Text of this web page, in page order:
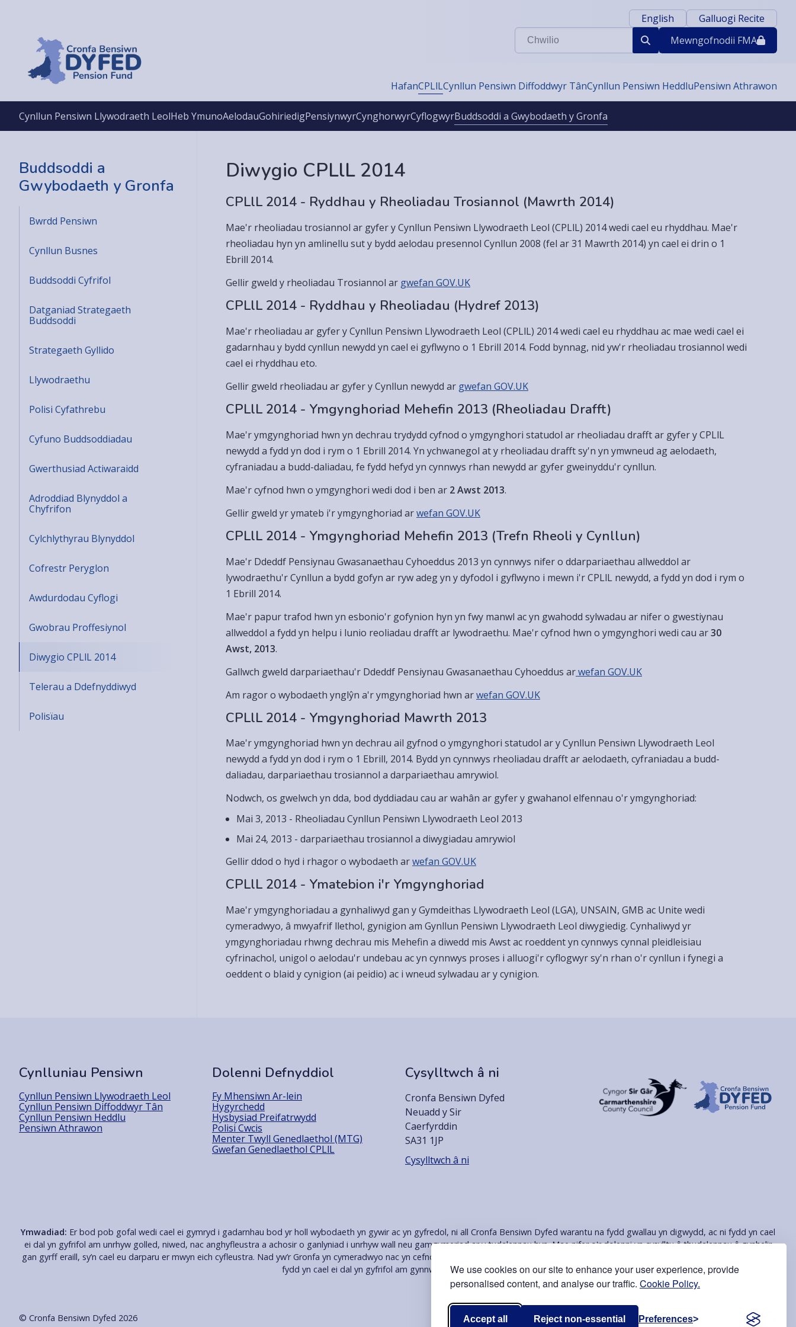
We use cookies on our site to enhance your user experience, provide
personalised content, and analyse our traffic. Cookie Policy.
Accept all Reject non-essential Preferences
English
Galluogi Recite
Chwilio
Mewngofnodii FMA
HafanCPLlLCynllun Pensiwn Diffoddwyr TânCynllun Pensiwn HeddluPensiwn Athrawon
Cynllun Pensiwn Llywodraeth LeolHeb YmunoAelodauGohiriedigPensiynwyrCynghorwyrCyflogwyrBuddsoddi a Gwybodaeth y Gronfa
Buddsoddi a
Gwybodaeth y Gronfa
Bwrdd Pensiwn
Cynllun Busnes
Buddsoddi Cyfrifol
Datganiad Strategaeth
Buddsoddi
Strategaeth Gyllido
Llywodraethu
Polisi Cyfathrebu
Cyfuno Buddsoddiadau
Gwerthusiad Actiwaraidd
Adroddiad Blynyddol a
Chyfrifon
Cylchlythyrau Blynyddol
Cofrestr Peryglon
Awdurdodau Cyflogi
Gwobrau Proffesiynol
Diwygio CPLlL 2014
Telerau a Ddefnyddiwyd
Polisïau
Diwygio CPLlL 2014
CPLlL 2014 - Ryddhau y Rheoliadau Trosiannol (Mawrth 2014)
Mae'r rheoliadau trosiannol ar gyfer y Cynllun Pensiwn Llywodraeth Leol (CPLlL) 2014 wedi cael eu rhyddhau. Mae'r
rheoliadau hyn yn amlinellu sut y bydd aelodau presennol Cynllun 2008 (fel ar 31 Mawrth 2014) yn cael ei drin o 1
Ebrill 2014.
Gellir gweld y rheoliadau Trosiannol ar gwefan GOV.UK
CPLlL 2014 - Ryddhau y Rheoliadau (Hydref 2013)
Mae'r rheoliadau ar gyfer y Cynllun Pensiwn Llywodraeth Leol (CPLlL) 2014 wedi cael eu rhyddhau ac mae wedi cael ei
gadarnhau y bydd cynllun newydd yn cael ei gyflwyno o 1 Ebrill 2014. Fodd bynnag, nid yw'r rheoliadau trosiannol wedi
cael ei rhyddhau eto.
Gellir gweld rheoliadau ar gyfer y Cynllun newydd ar gwefan GOV.UK
CPLlL 2014 - Ymgynghoriad Mehefin 2013 (Rheoliadau Drafft)
Mae'r ymgynghoriad hwn yn dechrau trydydd cyfnod o ymgynghori statudol ar rheoliadau drafft ar gyfer y CPLlL
newydd a fydd yn dod i rym o 1 Ebrill 2014. Yn ychwanegol at y rheoliadau drafft sy'n yn ymwneud ag aelodaeth,
cyfraniadau a budd-daliadau, fe fydd hefyd yn cynnwys rhan newydd ar gyfer gweinyddu'r cynllun.
Mae'r cyfnod hwn o ymgynghori wedi dod i ben ar 2 Awst 2013.
Gellir gweld yr ymateb i'r ymgynghoriad arwefan GOV.UK
CPLlL 2014 - Ymgynghoriad Mehefin 2013 (Trefn Rheoli y Cynllun)
Mae'r Ddeddf Pensiynau Gwasanaethau Cyhoeddus 2013 yn cynnwys nifer o ddarpariaethau allweddol ar
lywodraethu'r Cynllun a bydd gofyn ar ryw adeg yn y dyfodol i gyflwyno i mewn i'r CPLlL newydd, a fydd yn dod i rym o
1 Ebrill 2014.
Mae'r papur trafod hwn yn esbonio'r gofynion hyn yn fwy manwl ac yn gwahodd sylwadau ar nifer o gwestiynau
allweddol a fydd yn helpu i lunio reoliadau drafft ar lywodraethu. Mae'r cyfnod hwn o ymgynghori wedi cau ar30
Awst, 2013.
Gallwch gweld darpariaethau'r Ddeddf Pensiynau Gwasanaethau Cyhoeddus arwefan GOV.UK
Am ragor o wybodaeth ynglŷn a'r ymgynghoriad hwn arwefan GOV.UK
CPLlL 2014 - Ymgynghoriad Mawrth 2013
Mae'r ymgynghoriad hwn yn dechrau ail gyfnod o ymgynghori statudol ar y Cynllun Pensiwn Llywodraeth Leol
newydd a fydd yn dod i rym o 1 Ebrill, 2014. Bydd yn cynnwys rheoliadau drafft ar aelodaeth, cyfraniadau a budd-
daliadau, darpariaethau trosiannol a darpariaethau amrywiol.
Nodwch, os gwelwch yn dda, bod dyddiadau cau ar wahân ar gyfer y gwahanol elfennau o'r ymgynghoriad:
Mai 3, 2013 - Rheoliadau Cynllun Pensiwn Llywodraeth Leol 2013
Mai 24, 2013 - darpariaethau trosiannol a diwygiadau amrywiol
Gellir ddod o hyd i rhagor o wybodaeth arwefan GOV.UK
CPLlL 2014 - Ymatebion i'r Ymgynghoriad
Mae'r ymgynghoriadau a gynhaliwyd gan y Gymdeithas Llywodraeth Leol (LGA), UNSAIN, GMB ac Unite wedi
cymeradwyo, â mwyafrif llethol, gynigion am Gynllun Pensiwn Llywodraeth Leol diwygiedig. Cynhaliwyd yr
ymgynghoriadau rhwng dechrau mis Mehefin a diwedd mis Awst ac roeddent yn cynnwys cynnal pleidleisiau
cyfrinachol, unigol o aelodau'r undebau ac yn cynnwys proses i alluogi'r cyflogwyr sy'n rhan o'r cynllun i fynegi a
oeddent o blaid y cynigion (ai peidio) ac i wneud sylwadau ar y cynigion.
Cynlluniau Pensiwn
Cynllun Pensiwn Llywodraeth Leol
Cynllun Pensiwn Diffoddwyr Tân
Cynllun Pensiwn Heddlu
Pensiwn Athrawon
Dolenni Defnyddiol
Fy Mhensiwn Ar-lein
Hygyrchedd
Hysbysiad Preifatrwydd
Polisi Cwcis
Menter Twyll Genedlaethol (MTG)
Gwefan Genedlaethol CPLlL
Cysylltwch â ni
Cronfa Bensiwn Dyfed
Neuadd y Sir
Caerfyrddin
SA31 1JP
Cysylltwch â ni
Ymwadiad: Er bod pob gofal wedi cael ei gymryd i gadarnhau bod yr holl wybodaeth yn gywir ac yn gyfredol, ni all Cronfa Bensiwn Dyfed warantu na fydd gwallau yn digwydd, ac ni fydd yn cael
ei dal yn gyfrifol am unrhyw golled, niwed, nac anghyfleustra a achosir o ganlyniad i unrhyw wall neu gamgymeriad ar y tudalennau hyn. Mae nifer o'r dolenni yn cysylltu â thudalennau â gynhelir
gan gyrff eraill, sy’n cael eu darparu er mwyn eich cyfleustra. Nad yw’r Gronfa yn cymeradwyo nac yn cefnogi'r cyrff dan sylw, y wybodaeth ar eu tudalennau, eu cynnyrch na'u gwasanaethau ac ni
fydd yn cael ei dal yn gyfrifol am gynnwys y tudalennau hyn.
© Cronfa Bensiwn Dyfed 2026 Gwefan gan